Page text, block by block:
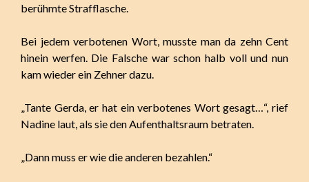
berühmte Strafflasche.
Bei jedem verbotenen Wort, musste man da zehn Cent
hinein werfen. Die Falsche war schon halb voll und nun
kam wieder ein Zehner dazu.
„Tante Gerda, er hat ein verbotenes Wort gesagt…“, rief
Nadine laut, als sie den Aufenthaltsraum betraten.
„Dann muss er wie die anderen bezahlen.“